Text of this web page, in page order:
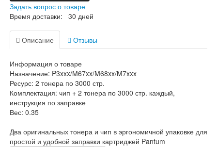
Задать вопрос о товаре
Время доставки: 30 дней
Описание Отзывы
Информация о товаре
Назначение: P3xxx/M67xx/M68xx/M7xxx
Ресурс: 2 тонера по 3000 стр.
Комплектация: чип + 2 тонера по 3000 стр. каждый,
инструкция по заправке
Вес: 0.35
Два оригинальных тонера и чип в эргономичной упаковке для
простой и удобной заправки картриджей Pantum